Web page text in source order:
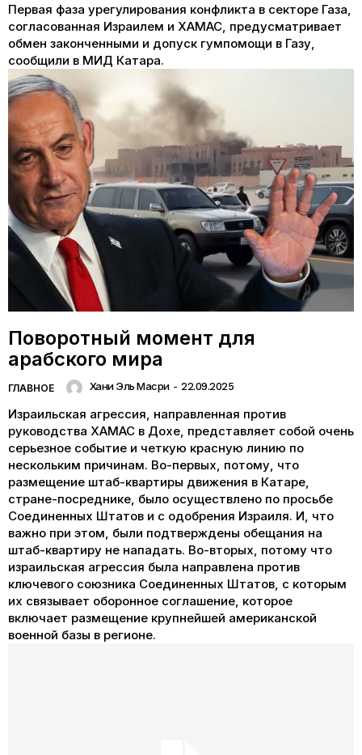
Первая фаза урегулирования конфликта в секторе Газа,
согласованная Израилем и ХАМАС, предусматривает
обмен законченными и допуск гумпомощи в Газу,
сообщили в МИД Катара.
Поворотный момент для
арабского мира
ГЛАВНОЕ Хани Эль Масри - 22.09.2025
Израильская агрессия, направленная против
руководства ХАМАС в Дохе, представляет собой очень
серьезное событие и четкую красную линию по
нескольким причинам. Во-первых, потому, что
размещение штаб-квартиры движения в Катаре,
стране-посреднике, было осуществлено по просьбе
Соединенных Штатов и с одобрения Израиля. И, что
важно при этом, были подтверждены обещания на
штаб-квартиру не нападать. Во-вторых, потому что
израильская агрессия была направлена против
ключевого союзника Соединенных Штатов, с которым
их связывает оборонное соглашение, которое
включает размещение крупнейшей американской
военной базы в регионе.